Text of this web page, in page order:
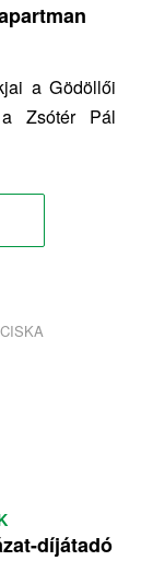
a Gödöllői
Zsótér Pál
díjátadó